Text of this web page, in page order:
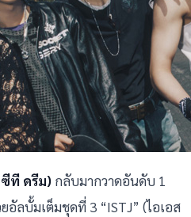
ซีที ดรีม) กลับมากวาดอันดับ 1
อัลบั้มเต็มชุดที่ 3 “ISTJ” (ไอเอส